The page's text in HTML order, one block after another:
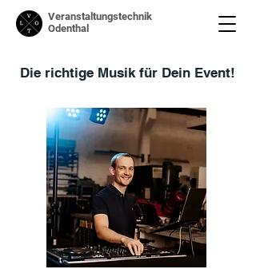
Veranstaltungstechnik
Odenthal
Die richtige Musik für Dein Event!